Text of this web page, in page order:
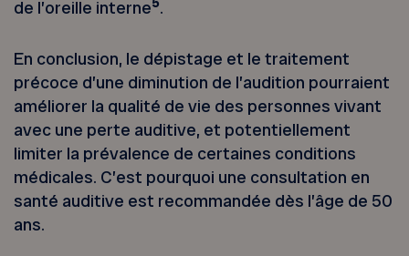
de l’oreille interne .
En conclusion, le dépistage et le traitement
précoce d’une diminution de l’audition pourraient
améliorer la qualité de vie des personnes vivant
avec une perte auditive, et potentiellement
limiter la prévalence de certaines conditions
médicales. C’est pourquoi une consultation en
santé auditive est recommandée dès l’âge de 50
ans.